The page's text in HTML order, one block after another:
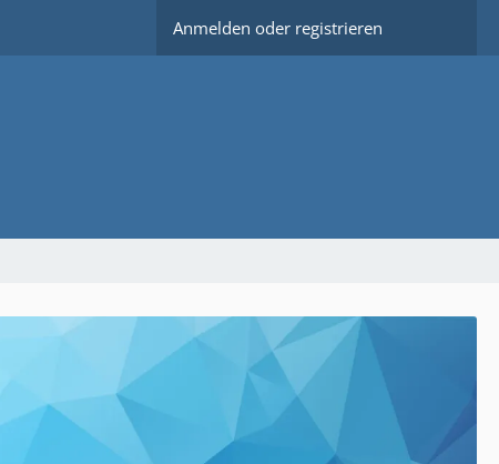
Anmelden oder registrieren